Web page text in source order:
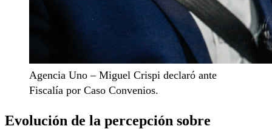
Agencia Uno – Miguel Crispi declaró ante
Fiscalía por Caso Convenios.
Evolución de la percepción sobre